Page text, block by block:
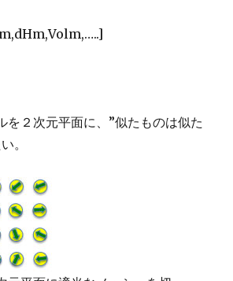
を２次元平面に、”似たものは似た
。